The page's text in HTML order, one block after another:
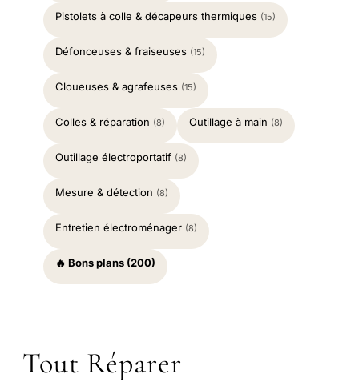
Pistolets à colle & décapeurs thermiques (15)
Défonceuses & fraiseuses (15)
Cloueuses & agrafeuses (15)
Colles & réparation (8) Outillage à main (8)
Outillage électroportatif (8)
Mesure & détection (8)
Entretien électroménager (8)
🔥 Bons plans (200)
Tout Réparer